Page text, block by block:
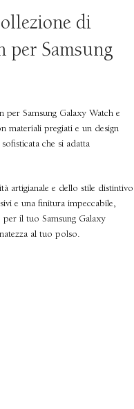
di
Samsung
Samsung Galaxy Watch e
materiali pregiati e un design
che si adatta
artigianale e dello stile distintivo
e una finitura impeccabile,
il tuo Samsung Galaxy
al tuo polso.